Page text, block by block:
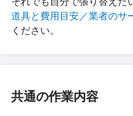
道具と費用目安／業者のサ
ください。
共通の作業内容